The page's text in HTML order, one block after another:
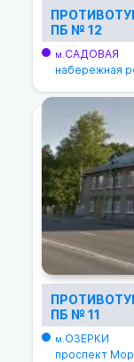
ПБ № 12
м.САДОВАЯ
набережная
ПБ № 11
м.ОЗЕРКИ
проспект